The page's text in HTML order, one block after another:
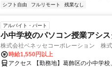
シフト自由 フルリモート 残業なし
アルバイト・パート
小中学校のパソコン授業アシ
株式会社ベネッセコーポレーション 株
時給1,550円以上
アクセス 【勤務地】葛飾区の小中学